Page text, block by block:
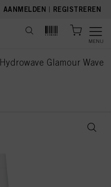
AANMELDEN | REGISTREREN
MENU
Glamour Wave
page